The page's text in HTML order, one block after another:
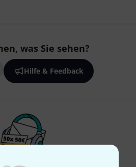
was Sie sehen?
Hilfe & Feedback